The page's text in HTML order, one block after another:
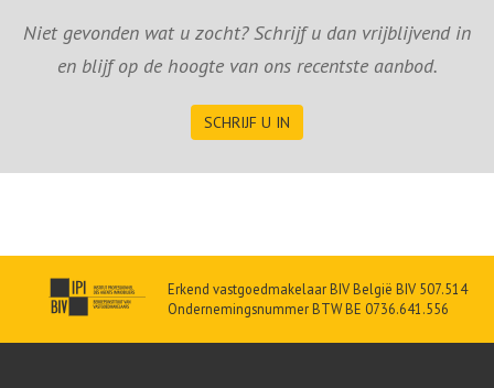
Niet gevonden wat u zocht? Schrijf u dan vrijblijvend in
en blijf op de hoogte van ons recentste aanbod.
SCHRIJF U IN
Erkend vastgoedmakelaar BIV België BIV 507.514
Ondernemingsnummer BTW BE 0736.641.556